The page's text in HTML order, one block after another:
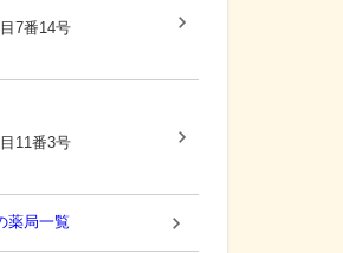
7番14号
11番3号
薬局一覧